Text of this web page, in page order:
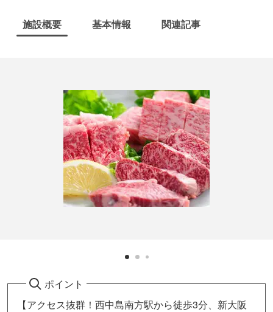
施設概要 基本情報 関連記事
ポイント
【アクセス抜群！西中島南方駅から徒歩3分、新大阪